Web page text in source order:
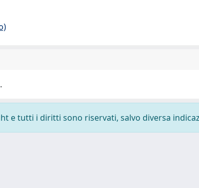
e tutti i diritti sono riservati, salvo diversa